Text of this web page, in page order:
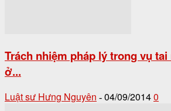
Trách nhiệm pháp lý trong vụ
ở...
Luật sư Hưng Nguyên - 04/09/20140